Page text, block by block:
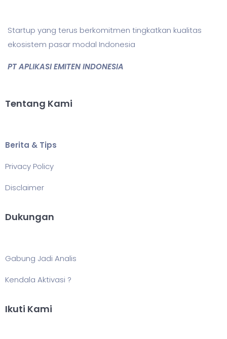
Startup yang terus berkomitmen tingkatkan kualitas
ekosistem pasar modal Indonesia
PT APLIKASI EMITEN INDONESIA
Tentang Kami
Berita & Tips
Privacy Policy
Disclaimer
Dukungan
Gabung Jadi Analis
Kendala Aktivasi ?
Ikuti Kami